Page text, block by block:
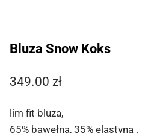
Bluza Snow Koks
349.00 zł
lim fit bluza,
65% bawełna, 35% elastyna .